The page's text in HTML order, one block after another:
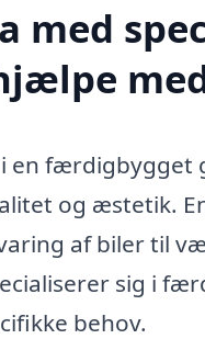
med
en færdigbygget
og æstetik.
af biler til
sig i
behov.